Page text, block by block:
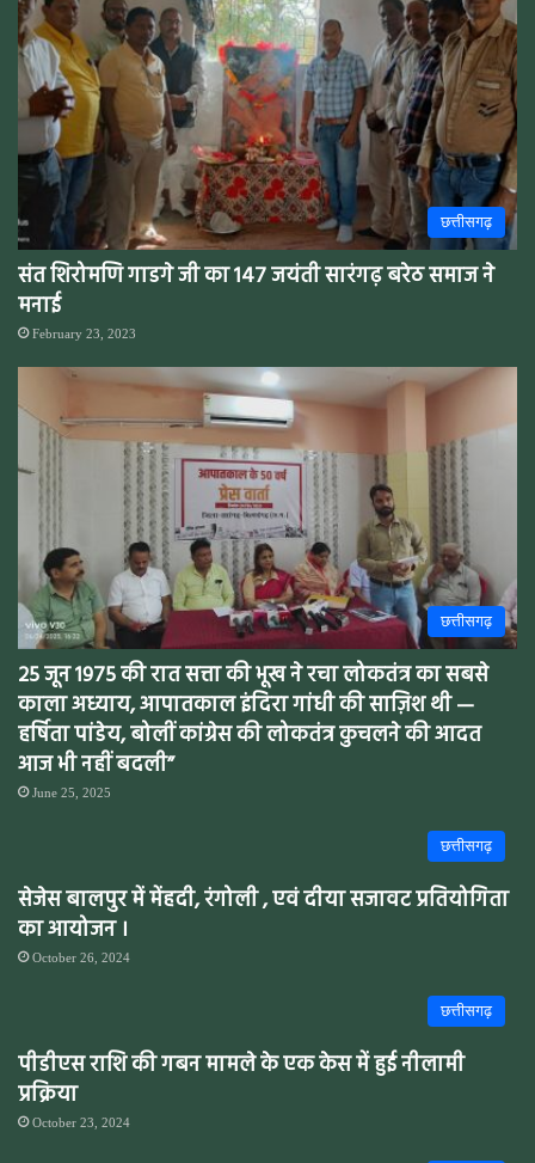
छत्तीसगढ़
संत शिरोमणि गाडगे जी का 147 जयंती सारंगढ़ बरेठ समाज ने
मनाई
February 23, 2023
छत्तीसगढ़
25 जून 1975 की रात सत्ता की भूख ने रचा लोकतंत्र का सबसे
काला अध्याय, आपातकाल इंदिरा गांधी की साज़िश थी —
हर्षिता पांडेय, बोलीं कांग्रेस की लोकतंत्र कुचलने की आदत
आज भी नहीं बदली”
June 25, 2025
छत्तीसगढ़
सेजेस बालपुर में मेंहदी, रंगोली , एवं दीया सजावट प्रतियोगिता
का आयोजन ।
October 26, 2024
छत्तीसगढ़
पीडीएस राशि की गबन मामले के एक केस में हुई नीलामी
प्रक्रिया
October 23, 2024